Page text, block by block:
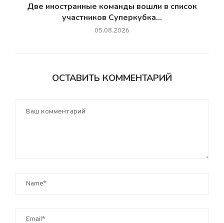
Две иностранные команды вошли в список
участников Суперкубка...
05.08.2026
ОСТАВИТЬ КОММЕНТАРИЙ